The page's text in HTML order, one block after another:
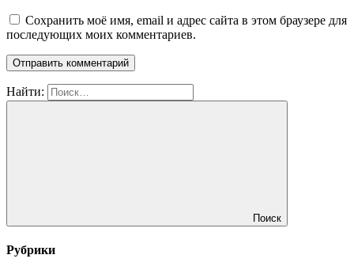
Сохранить моё имя, email и адрес сайта в этом браузере для
последующих моих комментариев.
Найти:
Поиск
Рубрики